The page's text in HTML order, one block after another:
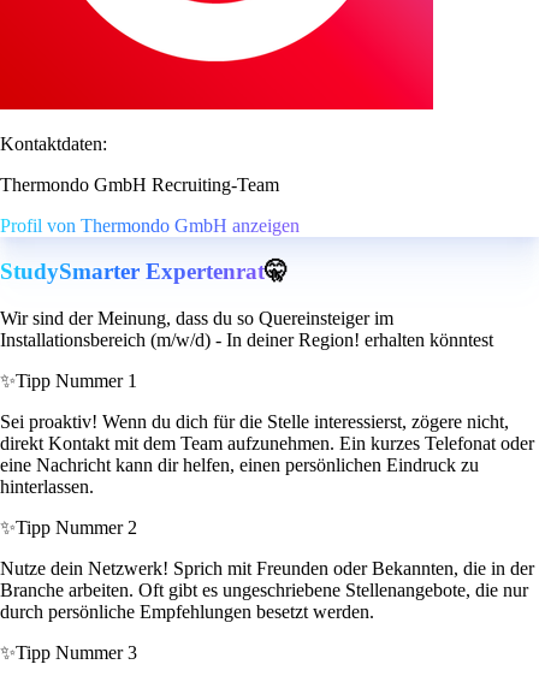
Kontaktdaten:
Thermondo GmbH Recruiting-Team
Profil von Thermondo GmbH anzeigen
StudySmarter Expertenrat🤫
Wir sind der Meinung, dass du so Quereinsteiger im
Installationsbereich (m/w/d) - In deiner Region! erhalten könntest
✨Tipp Nummer 1
Sei proaktiv! Wenn du dich für die Stelle interessierst, zögere nicht,
direkt Kontakt mit dem Team aufzunehmen. Ein kurzes Telefonat oder
eine Nachricht kann dir helfen, einen persönlichen Eindruck zu
hinterlassen.
✨Tipp Nummer 2
Nutze dein Netzwerk! Sprich mit Freunden oder Bekannten, die in der
Branche arbeiten. Oft gibt es ungeschriebene Stellenangebote, die nur
durch persönliche Empfehlungen besetzt werden.
✨Tipp Nummer 3